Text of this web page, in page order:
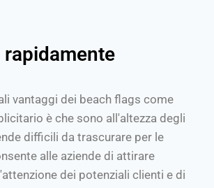
vantaggi dei beach flags come
è che sono all'altezza degli
difficili da trascurare per le
alle aziende di attirare
dei potenziali clienti e di